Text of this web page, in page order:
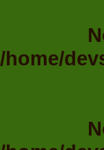
/home/